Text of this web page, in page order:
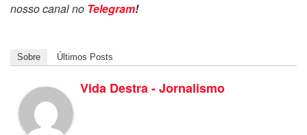
nosso canal no Telegram!
Sobre Últimos Posts
Vida Destra - Jornalismo